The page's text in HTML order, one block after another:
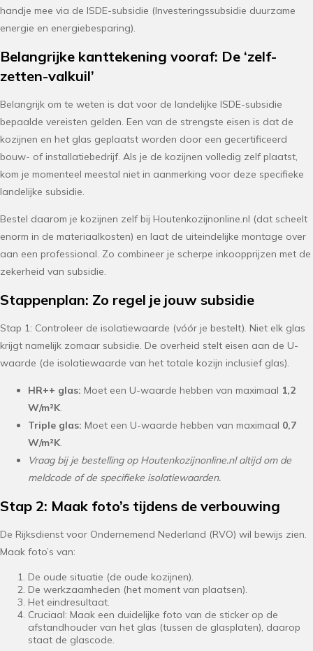
handje mee via de ISDE-subsidie (Investeringssubsidie duurzame
energie en energiebesparing).
Belangrijke kanttekening vooraf: De ‘zelf-
zetten-valkuil’
Belangrijk om te weten is dat voor de landelijke ISDE-subsidie
bepaalde vereisten gelden. Een van de strengste eisen is dat de
kozijnen en het glas geplaatst worden door een gecertificeerd
bouw- of installatiebedrijf. Als je de kozijnen volledig zelf plaatst,
kom je momenteel meestal niet in aanmerking voor deze specifieke
landelijke subsidie.
Bestel daarom je kozijnen zelf bij Houtenkozijnonline.nl (dat scheelt
enorm in de materiaalkosten) en laat de uiteindelijke montage over
aan een professional. Zo combineer je scherpe inkoopprijzen met de
zekerheid van subsidie.
Stappenplan: Zo regel je jouw subsidie
Stap 1: Controleer de isolatiewaarde (vóór je bestelt). Niet elk glas
krijgt namelijk zomaar subsidie. De overheid stelt eisen aan de U-
waarde (de isolatiewaarde van het totale kozijn inclusief glas).
HR++ glas: Moet een U-waarde hebben van maximaal 1,2
W/m²K.
Triple glas: Moet een U-waarde hebben van maximaal 0,7
W/m²K.
Vraag bij je bestelling op Houtenkozijnonline.nl altijd om de
meldcode of de specifieke isolatiewaarden.
Stap 2: Maak foto’s tijdens de verbouwing
De Rijksdienst voor Ondernemend Nederland (RVO) wil bewijs zien.
Maak foto’s van:
De oude situatie (de oude kozijnen).
De werkzaamheden (het moment van plaatsen).
Het eindresultaat.
Cruciaal: Maak een duidelijke foto van de sticker op de
afstandhouder van het glas (tussen de glasplaten), daarop
staat de glascode.